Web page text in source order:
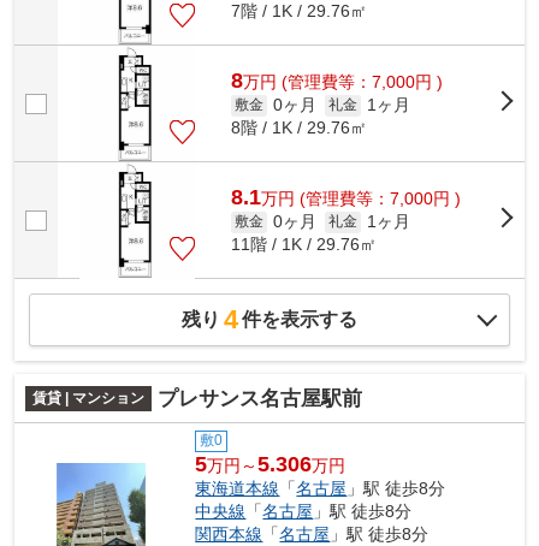
7階 / 1K / 29.76㎡
8万円 (管理費等：7,000円 )
敷金 0ヶ月 礼金
1ヶ月
8階 / 1K / 29.76㎡
8.1万円 (管理費等：7,000円 )
敷金 0ヶ月 礼金
1ヶ月
11階 / 1K / 29.76㎡
残り 4件を表示する
賃貸 | マンション プレサンス名古屋駅前
敷0
5万円～5.306万円
東海道本線 「名古屋 」駅 徒歩8分
中央線 「名古屋 」駅 徒歩8分
関西本線 「名古屋 」駅 徒歩8分